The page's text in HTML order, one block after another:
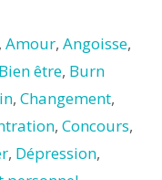
,Amour,Angoisse,
Bien être, Burn
, Changement,
, Concours,
, Dépression,